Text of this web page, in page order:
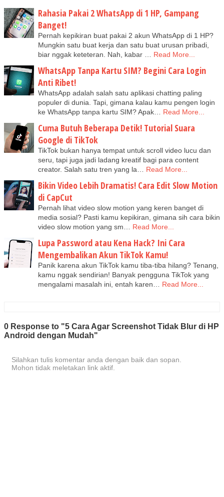
Rahasia Pakai 2 WhatsApp di 1 HP, Gampang
Banget!
Pernah kepikiran buat pakai 2 akun WhatsApp di 1 HP?
Mungkin satu buat kerja dan satu buat urusan pribadi,
biar nggak keteteran. Nah, kabar …
Read More...
WhatsApp Tanpa Kartu SIM? Begini Cara Login
Anti Ribet!
WhatsApp adalah salah satu aplikasi chatting paling
populer di dunia. Tapi, gimana kalau kamu pengen login
ke WhatsApp tanpa kartu SIM? Apak…
Read More...
Cuma Butuh Beberapa Detik! Tutorial Suara
Google di TikTok
TikTok bukan hanya tempat untuk scroll video lucu dan
seru, tapi juga jadi ladang kreatif bagi para content
creator. Salah satu tren yang la…
Read More...
Bikin Video Lebih Dramatis! Cara Edit Slow Motion
di CapCut
Pernah lihat video slow motion yang keren banget di
media sosial? Pasti kamu kepikiran, gimana sih cara bikin
video slow motion yang sm…
Read More...
Lupa Password atau Kena Hack? Ini Cara
Mengembalikan Akun TikTok Kamu!
Panik karena akun TikTok kamu tiba-tiba hilang? Tenang,
kamu nggak sendirian! Banyak pengguna TikTok yang
mengalami masalah ini, entah karen…
Read More...
0 Response to "5 Cara Agar Screenshot Tidak Blur di HP
Android dengan Mudah"
Silahkan tulis komentar anda dengan baik dan sopan.
Mohon tidak meletakan link aktif.